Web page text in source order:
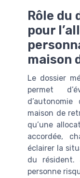
Rôle du
pour
maison
Le dossier
permet
maison de
qu’une
accordée,
éclairer la
du résident.
personne